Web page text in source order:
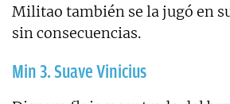
Militao también se la jugó en
sin consecuencias.
Min 3. Suave Vinicius